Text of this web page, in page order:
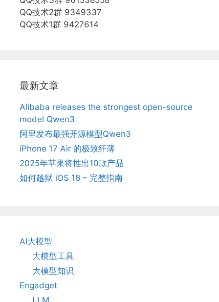
QQ技术2群 9349337
QQ技术1群 9427614
最新文章
Alibaba releases the strongest open-source
model Qwen3
阿里发布最强开源模型Qwen3
iPhone 17 Air 的极致纤薄
2025年苹果将推出10款产品
如何越狱 iOS 18 – 完整指南
AI大模型
大模型工具
大模型知识
Engadget
LLM